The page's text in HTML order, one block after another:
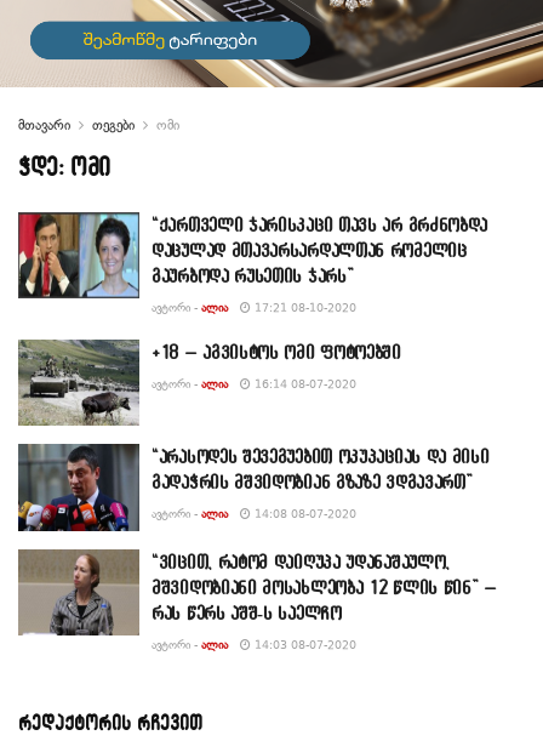
მთავარი თეგები ომი
ჭდე: ომი
“ქართველი ჯარისკაცი თავს არ გრძნობდა
დაცულად მთავარსარდალთან რომელიც
გაურბოდა რუსეთის ჯარს”
ᲐᲕᲢᲝᲠᲘ - ᲐᲚᲘᲐ 17:21 08-10-2020
+18 – აგვისტოს ომი ფოტოებში
ᲐᲕᲢᲝᲠᲘ - ᲐᲚᲘᲐ 16:14 08-07-2020
“არასოდეს შევეგუებით ოკუპაციას და მისი
გადაჭრის მშვიდობიან გზაზე ვდგავართ”
ᲐᲕᲢᲝᲠᲘ - ᲐᲚᲘᲐ 14:08 08-07-2020
“ვიცით, რატომ დაიღუპა უდანაშაულო,
მშვიდობიანი მოსახლეობა 12 წლის წინ” –
რას წერს აშშ-ს საელჩო
ᲐᲕᲢᲝᲠᲘ - ᲐᲚᲘᲐ 14:03 08-07-2020
რედაქტორის რჩევით